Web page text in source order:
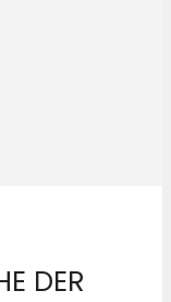
DER